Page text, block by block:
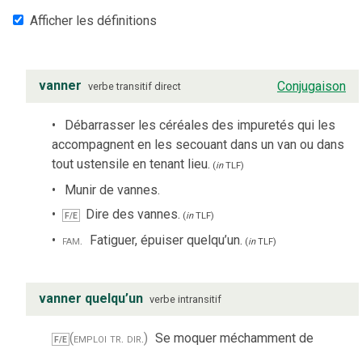
Afficher les définitions
vanner verbe transitif direct Conjugaison
Débarrasser les céréales des impuretés qui les
accompagnent en les secouant dans un van ou dans
tout ustensile en tenant lieu. (inTLF)
Munir de vannes.
F/E Dire des vannes. (inTLF)
fam. Fatiguer, épuiser quelqu’un. (inTLF)
vanner quelqu’un verbe intransitif
F/E (emploi tr. dir.) Se moquer méchamment de